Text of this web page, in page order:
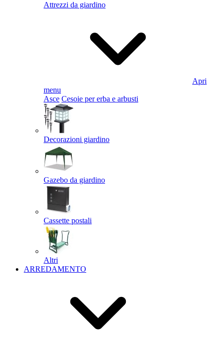
Attrezzi da giardino
Apri
menu
Asce Cesoie per erba e arbusti
Decorazioni giardino
Gazebo da giardino
Cassette postali
Altri
ARREDAMENTO